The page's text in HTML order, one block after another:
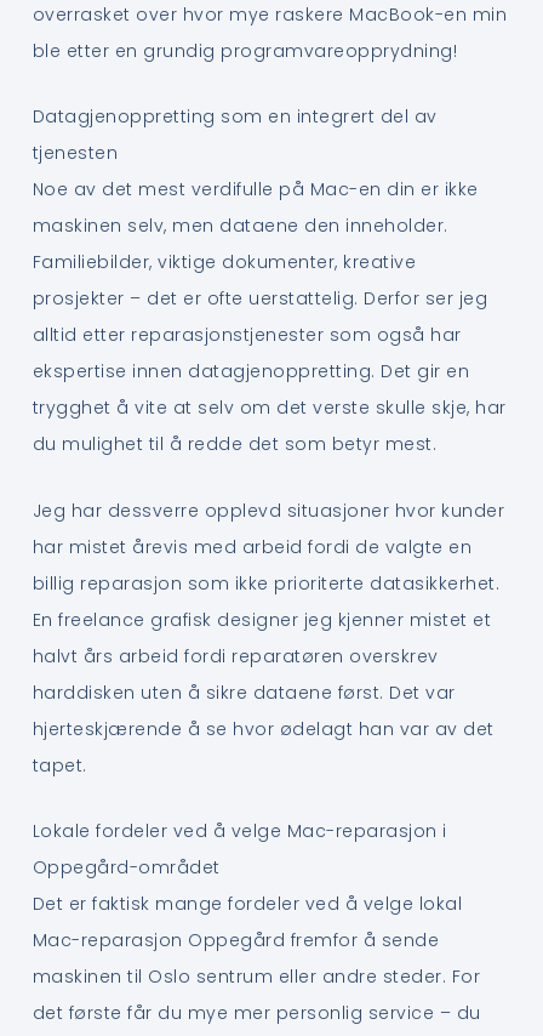
overrasket over hvor mye raskere MacBook-en min
ble etter en grundig programvareopprydning!
Datagjenoppretting som en integrert del av
tjenesten
Noe av det mest verdifulle på Mac-en din er ikke
maskinen selv, men dataene den inneholder.
Familiebilder, viktige dokumenter, kreative
prosjekter – det er ofte uerstattelig. Derfor ser jeg
alltid etter reparasjonstjenester som også har
ekspertise innen datagjenoppretting. Det gir en
trygghet å vite at selv om det verste skulle skje, har
du mulighet til å redde det som betyr mest.
Jeg har dessverre opplevd situasjoner hvor kunder
har mistet årevis med arbeid fordi de valgte en
billig reparasjon som ikke prioriterte datasikkerhet.
En freelance grafisk designer jeg kjenner mistet et
halvt års arbeid fordi reparatøren overskrev
harddisken uten å sikre dataene først. Det var
hjerteskjærende å se hvor ødelagt han var av det
tapet.
Lokale fordeler ved å velge Mac-reparasjon i
Oppegård-området
Det er faktisk mange fordeler ved å velge lokal
Mac-reparasjon Oppegård fremfor å sende
maskinen til Oslo sentrum eller andre steder. For
det første får du mye mer personlig service – du